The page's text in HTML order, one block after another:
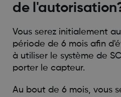
de
Vous serez initialement
période de 6 mois afin
à utiliser le système de
porter le capteur.
Au bout de 6 mois, vous